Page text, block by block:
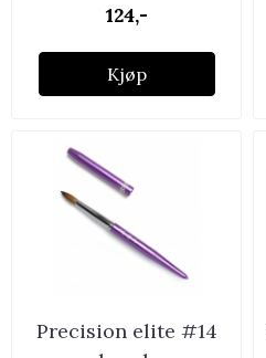
124,-
Kjøp
Precision elite #14